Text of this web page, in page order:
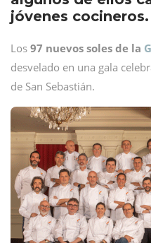
jóvenes cocineros.
Los 97 nuevos soles de la
desvelado en una gala
de San Sebastián.